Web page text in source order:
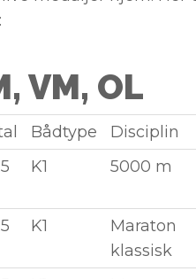
VM, OL
Bådtype Disciplin
K1 5000 m
K1
Maraton
klassisk